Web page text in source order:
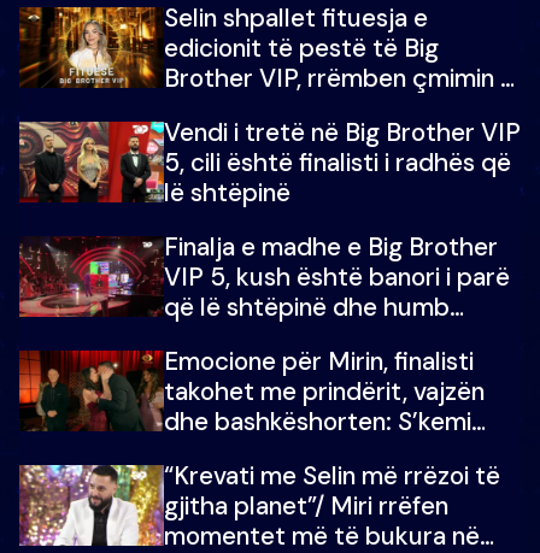
Selin shpallet fituesja e
edicionit të pestë të Big
Brother VIP, rrëmben çmimin e
Vendi i tretë në Big Brother VIP
5, cili është finalisti i radhës që
lë shtëpinë
Finalja e madhe e Big Brother
VIP 5, kush është banori i parë
që lë shtëpinë dhe humb
çmimin e madh
Emocione për Mirin, finalisti
takohet me prindërit, vajzën
dhe bashkëshorten: S’kemi
“Krevati me Selin më rrëzoi të
gjitha planet”/ Miri rrëfen
momentet më të bukura në